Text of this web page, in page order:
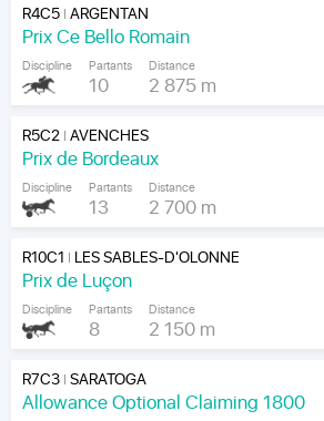
R4C5|ARGENTAN
Prix Ce Bello Romain
Discipline Partants
10
Distance
2 875 m
R5C2|AVENCHES
Prix de Bordeaux
Discipline Partants
13
Distance
2 700 m
R10C1 | LES SABLES-D'OLONNE
Prix de Luçon
Discipline Partants
8
Distance
2 150 m
R7C3|SARATOGA
Allowance Optional Claiming 1800